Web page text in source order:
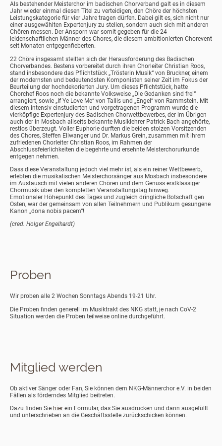
Als bestehender Meisterchor im badischen Chorverband galt es in diesem
Jahr wieder einmal diesen Titel zu verteidigen, den Chöre der höchsten
Leistungskategorie für vier Jahre tragen dürfen. Dabei gilt es, sich nicht nur
einer ausgewählten Expertenjury zu stellen, sondern auch sich mit anderen
Chören messen. Der Ansporn war somit gegeben für die 24
leidenschaftlichen Männer des Chores, die diesem ambitionierten Chorevent
seit Monaten entgegenfieberten.
22 Chöre insgesamt stellten sich der Herausforderung des Badischen
Chorverbandes. Bestens vorbereitet durch ihren Chorleiter Christian Roos,
stand insbesondere das Pflichtstück „Trösterin Musik“ von Bruckner, einem
der modernsten und bedeutendsten Komponisten seiner Zeit im Fokus der
Beurteilung der hochdekorierten Jury. Um dieses Pflichtstück, hatte
Chorchef Roos noch die bekannte Volksweise „Die Gedanken sind frei“
arrangiert, sowie „If Ye Love Me“ von Tallis und „Engel“ von Rammstein. Mit
diesem intensiv einstudierten und vorgetragenen Programm wurde die
vierköpfige Expertenjury des Badischen Chorwettbewerbes, der im Übrigen
auch der in Mosbach allseits bekannte Musiklehrer Patrick Bach angehörte,
restlos überzeugt. Voller Euphorie durften die beiden stolzen Vorsitzenden
des Chores, Steffen Ellwanger und Dr. Markus Grein, zusammen mit ihrem
zufriedenen Chorleiter Christian Roos, im Rahmen der
Abschlussfeierlichkeiten die begehrte und ersehnte Meisterchorurkunde
entgegen nehmen.
Dass diese Veranstaltung jedoch viel mehr ist, als ein reiner Wettbewerb,
erlebten die musikalischen Meisterchorsänger aus Mosbach insbesondere
im Austausch mit vielen anderen Chören und dem Genuss erstklassiger
Chormusik über den kompletten Veranstaltungstag hinweg.
Emotionaler Höhepunkt des Tages und zugleich dringliche Botschaft gen
Osten, war der gemeinsam von allen Teilnehmern und Publikum gesungene
Kanon „dona nobis pacem“!
(cred. Holger Engelhardt)
Proben
Wir proben alle 2 Wochen Sonntags Abends 19-21 Uhr.
Die Proben finden generell im Musiktrakt des NKG statt, je nach CoV-2
Situation werden die Proben teilweise online durchgeführt.
Mitglied werden
Ob aktiver Sänger oder Fan, Sie können dem NKG-Männerchor e.V. in beiden
Fällen als förderndes Mitglied beitreten.
Dazu finden Sie hier ein Formular, das Sie ausdrucken und dann ausgefüllt
und unterschrieben an die Geschäftsstelle zurückschicken können.